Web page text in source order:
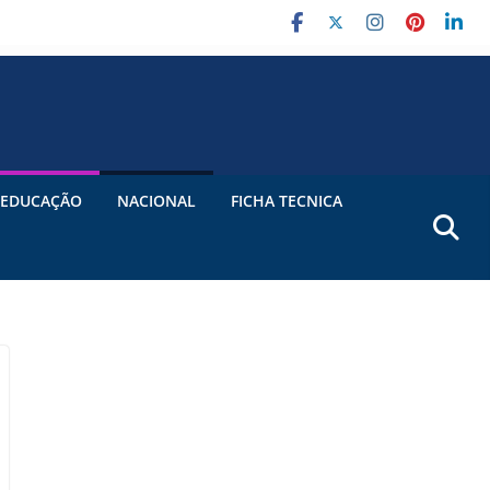
EDUCAÇÃO NACIONAL FICHA TECNICA